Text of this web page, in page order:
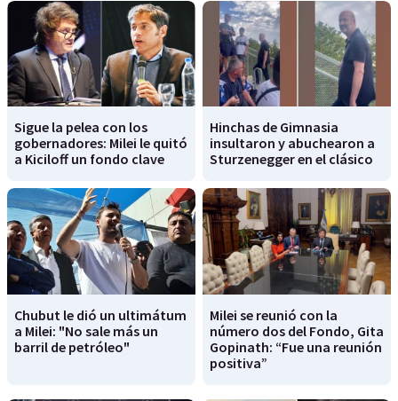
Sigue la pelea con los
gobernadores: Milei le quitó
a Kiciloff un fondo clave
Hinchas de Gimnasia
insultaron y abuchearon a
Sturzenegger en el clásico
Chubut le dió un ultimátum
a Milei: "No sale más un
barril de petróleo"
Milei se reunió con la
número dos del Fondo, Gita
Gopinath: “Fue una reunión
positiva”